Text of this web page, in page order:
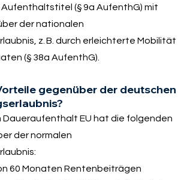
(§ 9a AufenthG) mit
der nationalen
z. B. durch erleichterte Mobilität
(§ 38a AufenthG).
gegenüber der deutschen
Daueraufenthalt EU hat die folgenden
der normalen
60 Monaten Rentenbeiträgen